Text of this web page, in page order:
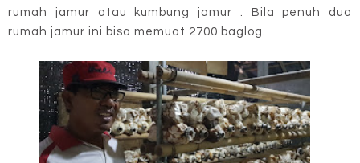
rumah jamur atau kumbung jamur . Bila penuh dua
rumah jamur ini bisa memuat 2700 baglog.